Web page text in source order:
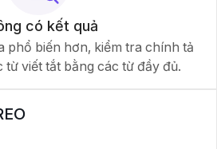
có kết quả
phổ biến hơn, kiểm tra chính tả
từ viết tắt bằng các từ đầy đủ.